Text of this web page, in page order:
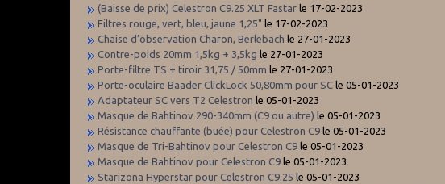
(Baisse de prix) Celestron C9.25 XLT Fastar le 17-02-2023
Filtres rouge, vert, bleu, jaune 1,25" le 17-02-2023
Chaise d’observation Charon, Berlebach le 27-01-2023
Contre-poids 20mm 1,5kg + 3,5kg le 27-01-2023
Porte-filtre TS + tiroir 31,75 / 50mm le 27-01-2023
Porte-oculaire Baader ClickLock 50,80mm pour SC le 05-01-2023
Adaptateur SC vers T2 Celestron le 05-01-2023
Masque de Bahtinov 290-340mm (C9 ou autre) le 05-01-2023
Résistance chauffante (buée) pour Celestron C9 le 05-01-2023
Masque de Tri-Bahtinov pour Celestron C9 le 05-01-2023
Masque de Bahtinov pour Celestron C9 le 05-01-2023
Starizona Hyperstar pour Celestron C9.25 le 05-01-2023